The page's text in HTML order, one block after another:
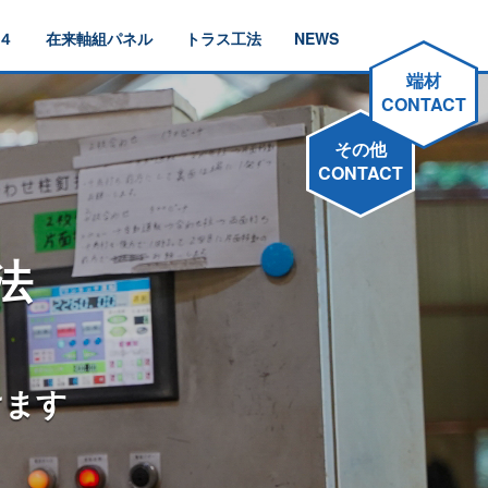
在来軸組パネル トラス工法 NEWS
その他
CONTACT
端材
CONTACT